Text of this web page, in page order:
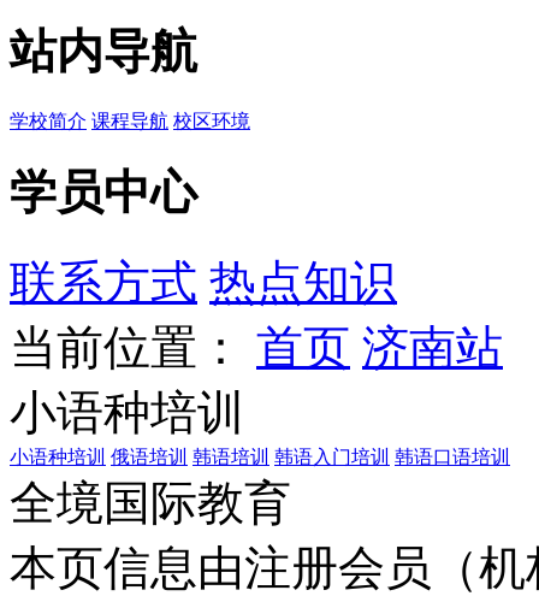
站内导航
学校简介 课程导航 校区环境
学员中心
联系方式 热点知识
当前位置：
首页 济南站
小语种培训
小语种培训 俄语培训 韩语培训 韩语入门培训 韩语口语培训
全境国际教育
本页信息由注册会员（